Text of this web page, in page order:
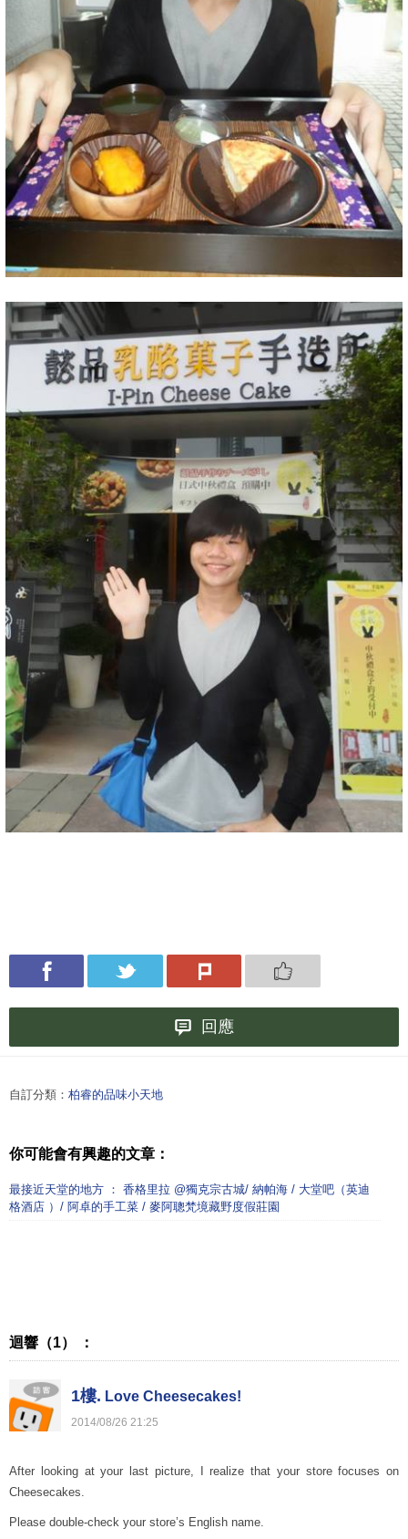
回應
自訂分類： 柏睿的品味小天地
你可能會有興趣的文章：
最接近天堂的地方 ： 香格里拉 @獨克宗古城/ 納帕海 / 大堂吧（英迪
格酒店 ）/ 阿卓的手工菜 / 麥阿聰梵境藏野度假莊園
迴響（1） ：
1樓. Love Cheesecakes!
2014/08/26 21 :25
After looking at your last picture, I realize that your store focuses on
Cheesecakes.
Please double-check your store’s English name.